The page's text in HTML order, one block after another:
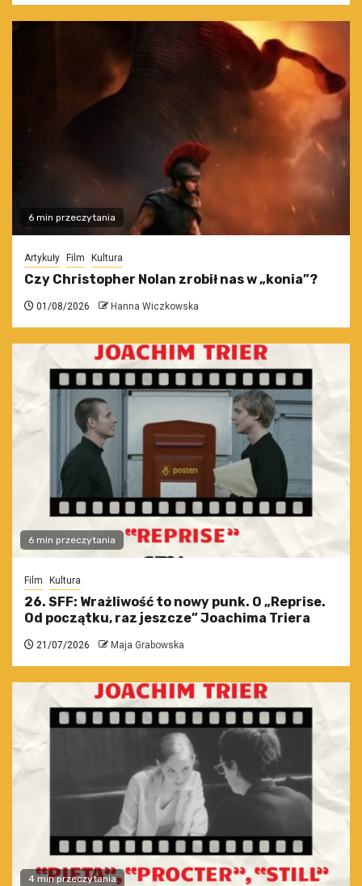
6 min przeczytania
Artykuły Film Kultura
Czy Christopher Nolan zrobił nas w „konia”?
01/08/2026 Hanna Wiczkowska
6 min przeczytania
Film Kultura
26. SFF: Wrażliwość to nowy punk. O „Reprise.
Od początku, raz jeszcze” Joachima Triera
21/07/2026 Maja Grabowska
4 min przeczytania